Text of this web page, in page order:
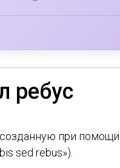
ребус
при
sed rebus»).